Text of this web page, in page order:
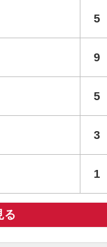
5
9
5
3
1
る